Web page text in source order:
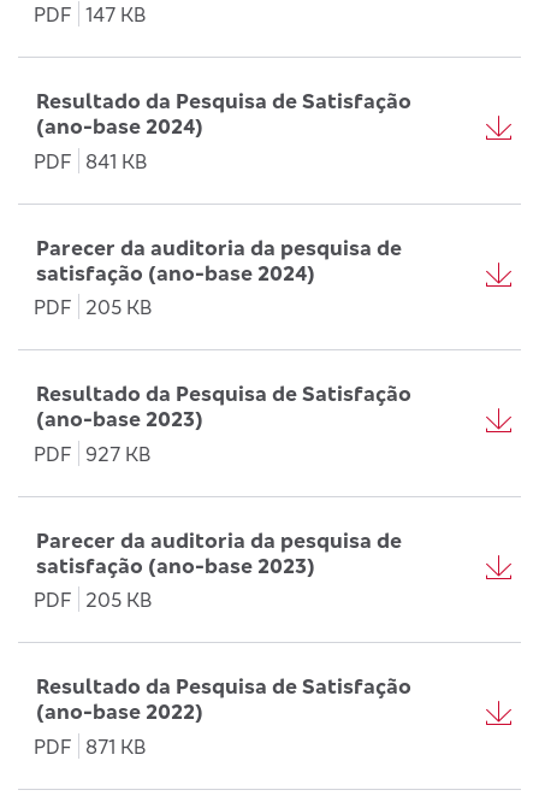
PDF 147 KB
Resultado da Pesquisa de Satisfação
(ano-base 2024)
PDF
841 KB
Parecer da auditoria da pesquisa de
satisfação (ano-base 2024)
PDF
205 KB
Resultado da Pesquisa de Satisfação
(ano-base 2023)
PDF
927 KB
Parecer da auditoria da pesquisa de
satisfação (ano-base 2023)
PDF
205 KB
Resultado da Pesquisa de Satisfação
(ano-base 2022)
PDF
871 KB